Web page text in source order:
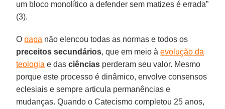
um bloco monolítico a defender sem matizes é errada”
(3).
O papa não elencou todas as normas e todos os
preceitos secundários, que em meio àevolução da
teologia e dasciências perderam seu valor. Mesmo
porque este processo é dinâmico, envolve consensos
eclesiais e sempre articula permanências e
mudanças. Quando o Catecismo completou 25 anos,